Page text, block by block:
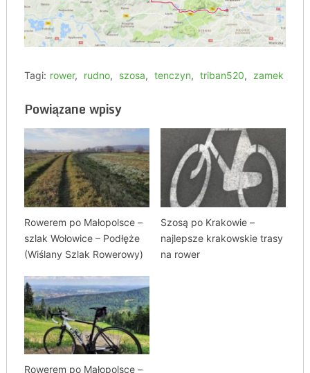
Tagi: rower, rudno, szosa, tenczyn, triban520, zamek
Powiązane wpisy
Rowerem po Małopolsce –
szlak Wołowice – Podłęże
(Wiślany Szlak Rowerowy)
Szosą po Krakowie –
najlepsze krakowskie trasy
na rower
Rowerem po Małopolsce –